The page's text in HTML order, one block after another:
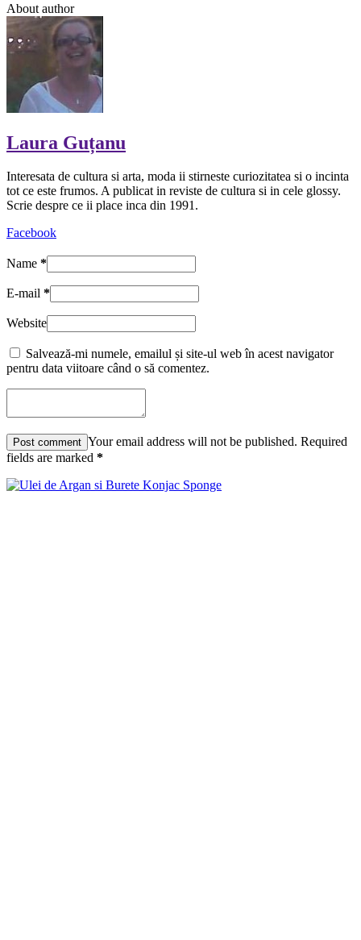
About author
Laura Guțanu
Interesata de cultura si arta, moda ii stirneste curiozitatea si o incinta
tot ce este frumos. A publicat in reviste de cultura si in cele glossy.
Scrie despre ce ii place inca din 1991.
Facebook
Name *
E-mail *
Website
Salvează-mi numele, emailul și site-ul web în acest navigator
pentru data viitoare când o să comentez.
Your email address will not be published. Required
fields are marked *